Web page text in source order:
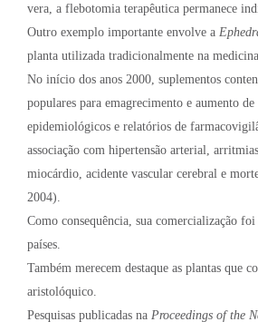
vera, a flebotomia terapêutica permanece
Outro exemplo importante envolve a
planta utilizada tradicionalmente na medicina
No início dos anos 2000, suplementos
populares para emagrecimento e aumento
epidemiológicos e relatórios de
associação com hipertensão arterial,
miocárdio, acidente vascular cerebral e
2004).
Como consequência, sua comercialização
países.
Também merecem destaque as plantas que
aristolóquico.
Pesquisas publicadas na Proceedings of the